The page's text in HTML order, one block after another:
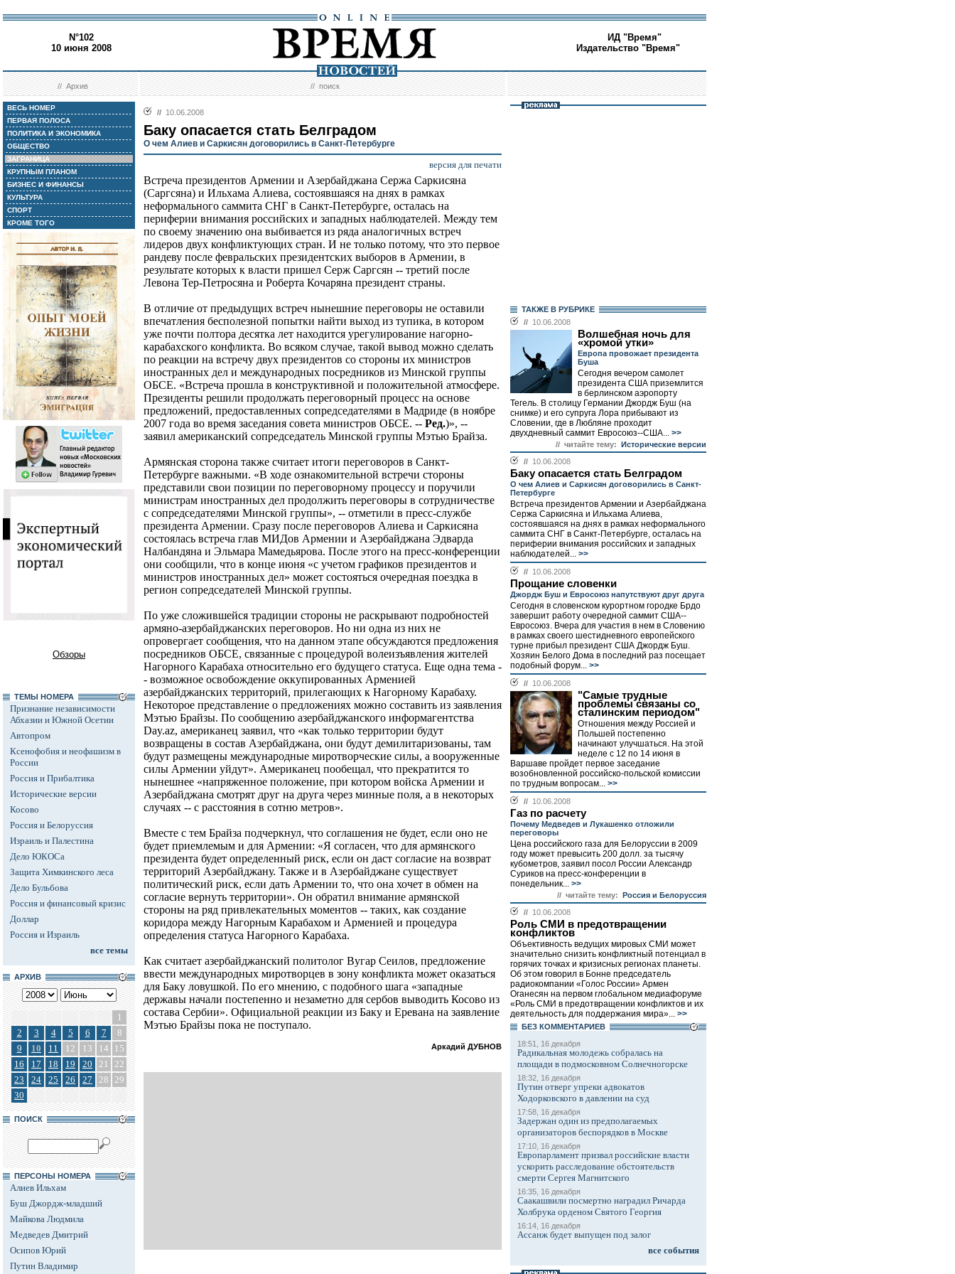
N°102
10 июня 2008
ИД "Время"
Издательство "Время"
//Архив //поиск
ВЕСЬ НОМЕР
ПЕРВАЯ ПОЛОСА
ПОЛИТИКА И ЭКОНОМИКА
ОБЩЕСТВО
ЗАГРАНИЦА
КРУПНЫМ ПЛАНОМ
БИЗНЕС И ФИНАНСЫ
КУЛЬТУРА
СПОРТ
КРОМЕ ТОГО
Обзоры
ТЕМЫ НОМЕРА
Признание независимости
Абхазии и Южной Осетии
Автопром
Ксенофобия и неофашизм в
России
Россия и Прибалтика
Исторические версии
Косово
Россия и Белоруссия
Израиль и Палестина
Дело ЮКОСа
Защита Химкинского леса
Дело Бульбова
Россия и финансовый кризис
Доллар
Россия и Израиль
все темы
АРХИВ
1
2
3 4 5 6 7
8
9
10 11 12 13 14
15
16
17 18 19 20 21
22
23
24 25 26 27 28 29
30
ПОИСК
ПЕРСОНЫ НОМЕРА
Алиев Ильхам
Буш Джордж-младший
Майкова Людмила
Медведев Дмитрий
Осипов Юрий
Путин Владимир
// 10.06.2008
Баку опасается стать Белградом
О чем Алиев и Саркисян договорились в Санкт-Петербурге
версия для печати
Встреча президентов Армении и Азербайджана Сержа Саркисяна
(Саргсяна) и Ильхама Алиева, состоявшаяся на днях в рамках
неформального саммита СНГ в Санкт-Петербурге, осталась на
периферии внимания российских и западных наблюдателей. Между тем
по своему значению она выбивается из ряда аналогичных встреч
лидеров двух конфликтующих стран. И не только потому, что это первое
рандеву после февральских президентских выборов в Армении, в
результате которых к власти пришел Серж Саргсян -- третий после
Левона Тер-Петросяна и Роберта Кочаряна президент страны.
В отличие от предыдущих встреч нынешние переговоры не оставили
впечатления бесполезной попытки найти выход из тупика, в котором
уже почти полтора десятка лет находится урегулирование нагорно-
карабахского конфликта. Во всяком случае, такой вывод можно сделать
по реакции на встречу двух президентов со стороны их министров
иностранных дел и международных посредников из Минской группы
ОБСЕ. «Встреча прошла в конструктивной и положительной атмосфере.
Президенты решили продолжать переговорный процесс на основе
предложений, предоставленных сопредседателями в Мадриде (в ноябре
2007 года во время заседания совета министров ОБСЕ. -- Ред.)», --
заявил американский сопредседатель Минской группы Мэтью Брайза.
Армянская сторона также считает итоги переговоров в Санкт-
Петербурге важными. «В ходе ознакомительной встречи стороны
представили свои позиции по переговорному процессу и поручили
министрам иностранных дел продолжить переговоры в сотрудничестве
с сопредседателями Минской группы», -- отметили в пресс-службе
президента Армении. Сразу после переговоров Алиева и Саркисяна
состоялась встреча глав МИДов Армении и Азербайджана Эдварда
Налбандяна и Эльмара Мамедьярова. После этого на пресс-конференции
они сообщили, что в конце июня «с учетом графиков президентов и
министров иностранных дел» может состояться очередная поездка в
регион сопредседателей Минской группы.
По уже сложившейся традиции стороны не раскрывают подробностей
армяно-азербайджанских переговоров. Но ни одна из них не
опровергает сообщения, что на данном этапе обсуждаются предложения
посредников ОБСЕ, связанные с процедурой волеизъявления жителей
Нагорного Карабаха относительно его будущего статуса. Еще одна тема -
- возможное освобождение оккупированных Арменией
азербайджанских территорий, прилегающих к Нагорному Карабаху.
Некоторое представление о предложениях можно составить из заявления
Мэтью Брайзы. По сообщению азербайджанского информагентства
Day.az, американец заявил, что «как только территории будут
возвращены в состав Азербайджана, они будут демилитаризованы, там
будут размещены международные миротворческие силы, а вооруженные
силы Армении уйдут». Американец пообещал, что прекратится то
нынешнее «напряженное положение, при котором войска Армении и
Азербайджана смотрят друг на друга через минные поля, а в некоторых
случаях -- с расстояния в сотню метров».
Вместе с тем Брайза подчеркнул, что соглашения не будет, если оно не
будет приемлемым и для Армении: «Я согласен, что для армянского
президента будет определенный риск, если он даст согласие на возврат
территорий Азербайджану. Также и в Азербайджане существует
политический риск, если дать Армении то, что она хочет в обмен на
согласие вернуть территории». Он обратил внимание армянской
стороны на ряд привлекательных моментов -- таких, как создание
коридора между Нагорным Карабахом и Арменией и процедура
определения статуса Нагорного Карабаха.
Как считает азербайджанский политолог Вугар Сеилов, предложение
ввести международных миротворцев в зону конфликта может оказаться
для Баку ловушкой. По его мнению, с подобного шага «западные
державы начали постепенно и незаметно для сербов выводить Косово из
состава Сербии». Официальной реакции из Баку и Еревана на заявление
Мэтью Брайзы пока не поступало.
Аркадий ДУБНОВ
ТАКЖЕ В РУБРИКЕ
// 10.06.2008
Волшебная ночь для
«хромой утки»
Европа провожает президента
Буша
Сегодня вечером самолет
президента США приземлится
в берлинском аэропорту
Тегель. В столицу Германии Джордж Буш (на
снимке) и его супруга Лора прибывают из
Словении, где в Любляне проходит
двухдневный саммит Евросоюз--США... >>
// читайте тему: Исторические версии
// 10.06.2008
Баку опасается стать Белградом
О чем Алиев и Саркисян договорились в Санкт-
Петербурге
Встреча президентов Армении и Азербайджана
Сержа Саркисяна и Ильхама Алиева,
состоявшаяся на днях в рамках неформального
саммита СНГ в Санкт-Петербурге, осталась на
периферии внимания российских и западных
наблюдателей... >>
// 10.06.2008
Прощание словенки
Джордж Буш и Евросоюз напутствуют друг друга
Сегодня в словенском курортном городке Брдо
завершит работу очередной саммит США--
Евросоюз. Вчера для участия в нем в Словению
в рамках своего шестидневного европейского
турне прибыл президент США Джордж Буш.
Хозяин Белого Дома в последний раз посещает
подобный форум... >>
// 10.06.2008
"Самые трудные
проблемы связаны со
сталинским периодом"
Отношения между Россией и
Польшей постепенно
начинают улучшаться. На этой
неделе с 12 по 14 июня в
Варшаве пройдет первое заседание
возобновленной российско-польской комиссии
по трудным вопросам... >>
// 10.06.2008
Газ по расчету
Почему Медведев и Лукашенко отложили
переговоры
Цена российского газа для Белоруссии в 2009
году может превысить 200 долл. за тысячу
кубометров, заявил посол России Александр
Суриков на пресс-конференции в
понедельник... >>
// читайте тему: Россия и Белоруссия
// 10.06.2008
Роль СМИ в предотвращении
конфликтов
Объективность ведущих мировых СМИ может
значительно снизить конфликтный потенциал в
горячих точках и кризисных регионах планеты.
Об этом говорил в Бонне председатель
радиокомпании «Голос России» Армен
Оганесян на первом глобальном медиафоруме
«Роль СМИ в предотвращении конфликтов и их
деятельность для поддержания мира»... >>
БЕЗ КОМMЕНТАРИЕВ
18:51, 16 декабря
Радикальная молодежь собралась на
площади в подмосковном Солнечногорске
18:32, 16 декабря
Путин отверг упреки адвокатов
Ходорковского в давлении на суд
17:58, 16 декабря
Задержан один из предполагаемых
организаторов беспорядков в Москве
17:10, 16 декабря
Европарламент призвал российские власти
ускорить расследование обстоятельств
смерти Сергея Магнитского
16:35, 16 декабря
Саакашвили посмертно наградил Ричарда
Холбрука орденом Святого Георгия
16:14, 16 декабря
Ассанж будет выпущен под залог
все события